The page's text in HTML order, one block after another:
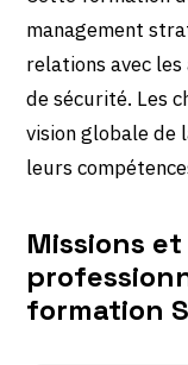
management
relations avec
de sécurité. Les
vision globale de
leurs
Missions
formation